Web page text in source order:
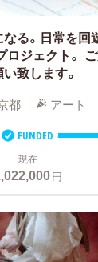
る。日常を回
ジェクト。
致します。
都 アート
FUNDED
現在
円